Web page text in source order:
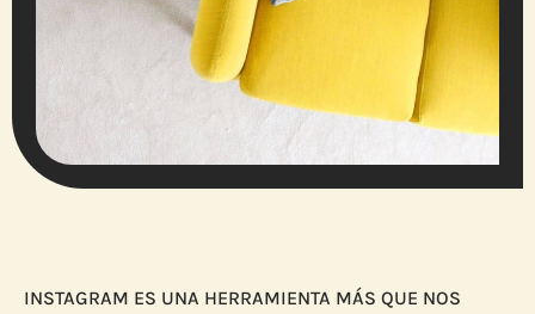
INSTAGRAM ES UNA HERRAMIENTA MÁS QUE NOS